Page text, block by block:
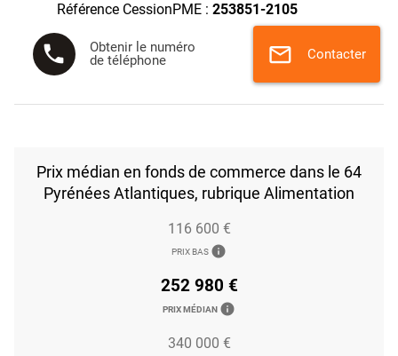
Référence CessionPME : 253851-2105
phone
Obtenir le numéro
de téléphone
mail Contacter
Prix médian en fonds de commerce dans le 64
Pyrénées Atlantiques, rubrique Alimentation
116 600 €
PRIX BAS info
252 980 €
PRIX MÉDIAN info
340 000 €